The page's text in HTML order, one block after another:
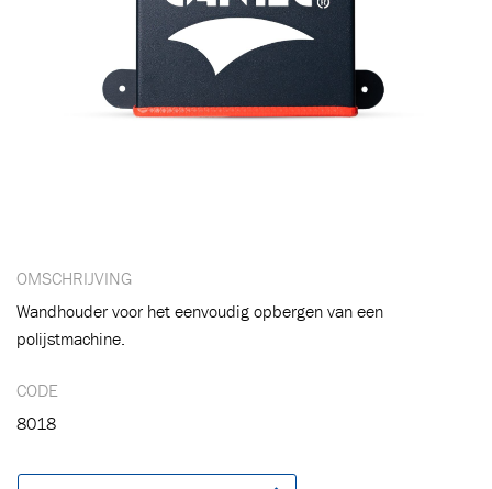
OMSCHRIJVING
Wandhouder voor het eenvoudig opbergen van een
polijstmachine.
CODE
8018
Toegevoegd aan winkelwagen